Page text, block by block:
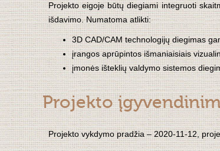
Projekto eigoje būtų diegiami integruoti
išdavimo. Numatoma atlikti:
3D CAD/CAM technologijų diegimas
įrangos aprūpintos išmaniaisiais
įmonės išteklių valdymo sistemos
Projekto
Projekto vykdymo pradžia – 2020-11-12, p